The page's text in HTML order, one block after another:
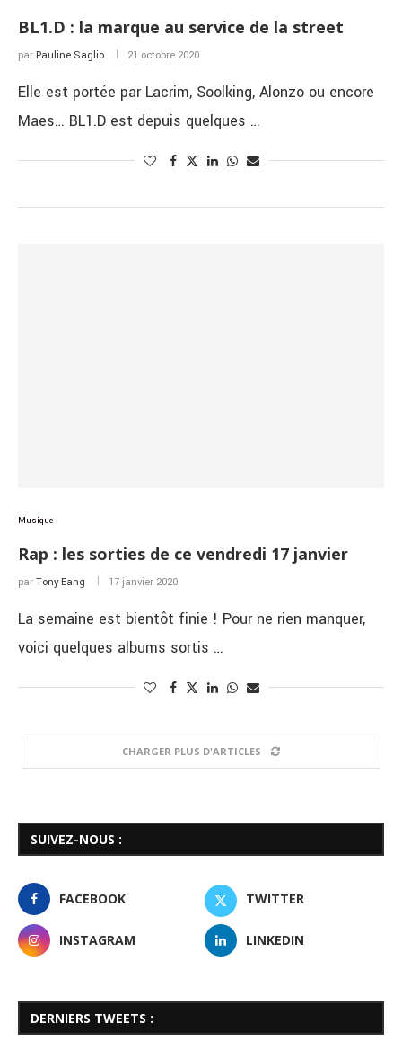
BL1.D : la marque au service de la street
par Pauline Saglio 21 octobre 2020
Elle est portée par Lacrim, Soolking, Alonzo ou encore
Maes… BL1.D est depuis quelques …
Musique
Rap : les sorties de ce vendredi 17 janvier
par Tony Eang 17 janvier 2020
La semaine est bientôt finie ! Pour ne rien manquer,
voici quelques albums sortis …
CHARGER PLUS D'ARTICLES
SUIVEZ-NOUS :
FACEBOOK TWITTER
INSTAGRAM LINKEDIN
DERNIERS TWEETS :